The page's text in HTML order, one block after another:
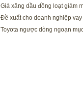
Giá xăng dầu đồng loạt giảm
Đề xuất cho doanh nghiệp
Toyota ngược dòng ngoạn